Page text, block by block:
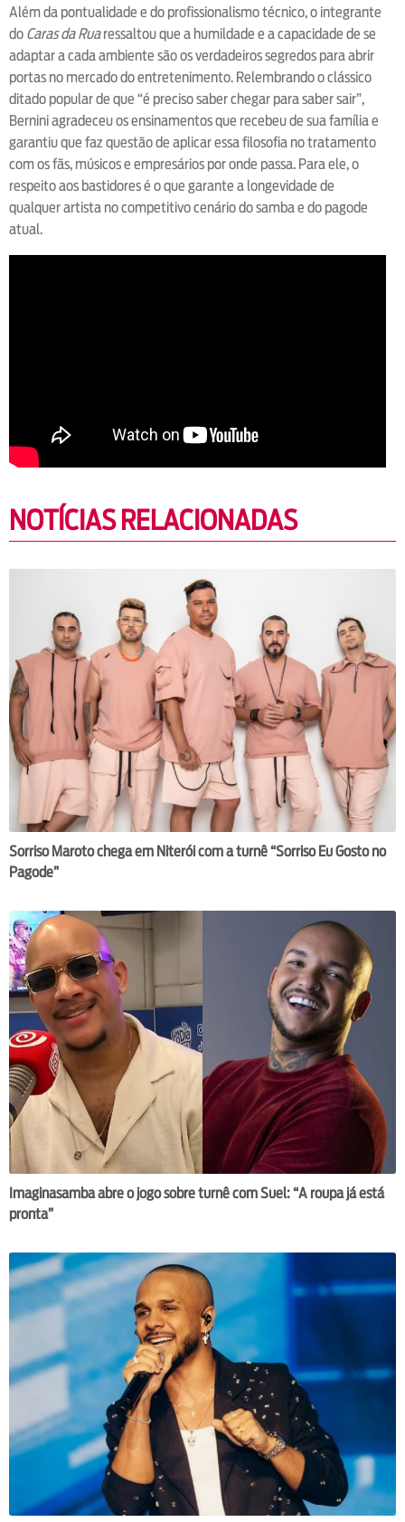
Além da pontualidade e do profissionalismo técnico, o integrante
do Caras da Ruaressaltou que a humildade e a capacidade de se
adaptar a cada ambiente são os verdadeiros segredos para abrir
portas no mercado do entretenimento. Relembrando o clássico
ditado popular de que “é preciso saber chegar para saber sair”,
Bernini agradeceu os ensinamentos que recebeu de sua família e
garantiu que faz questão de aplicar essa filosofia no tratamento
com os fãs, músicos e empresários por onde passa. Para ele, o
respeito aos bastidores é o que garante a longevidade de
qualquer artista no competitivo cenário do samba e do pagode
atual.
NOTÍCIAS RELACIONADAS
Sorriso Maroto chega em Niterói com a turnê “Sorriso Eu Gosto no
Pagode”
Imaginasamba abre o jogo sobre turnê com Suel: “A roupa já está
pronta”